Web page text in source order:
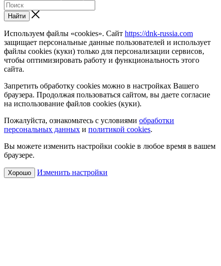
Найти
Используем файлы «cookies». Сайт https://dnk-russia.com
защищает персональные данные пользователей и использует
файлы cookies (куки) только для персонализации сервисов,
чтобы оптимизировать работу и функциональность этого
сайта.
Запретить обработку cookies можно в настройках Вашего
браузера. Продолжая пользоваться сайтом, вы даете согласие
на использование файлов cookies (куки).
Пожалуйста, ознакомьтесь с условиями обработки
персональных данных и политикой cookies.
Вы можете изменить настройки cookie в любое время в вашем
браузере.
Хорошо Изменить настройки